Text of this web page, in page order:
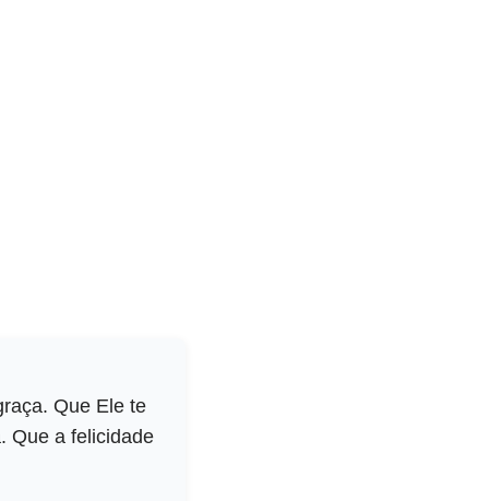
Que Ele te
Que a felicidade